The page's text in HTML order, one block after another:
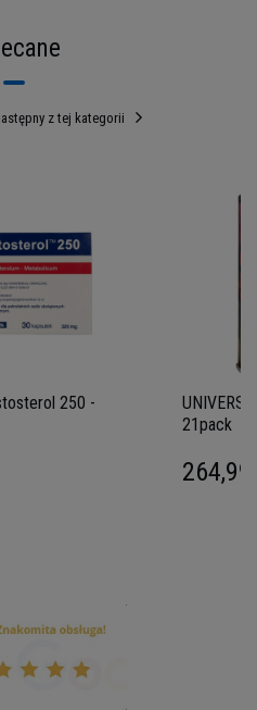
250 -
21pack
264,99
z tej kategorii